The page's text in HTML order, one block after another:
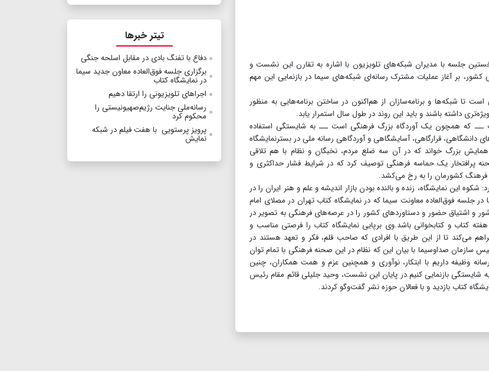
جلسه با مدیران شبکه‌های تلویزیون با اشاره به تقارن این نشست و
کشور، بر آغاز عملیات مشترک رسانه‌ای شبکه‌های سیما در بازنمایی این مهم
تا شبکه‌ها و برنامه‌سازان از هم‌اکنون در ساختن برنامه‌هایی به منظور
داشته باشند و باید این روند در طول سال استمرار یابد.
ـــ که همچون یک آوردگاه بزرگ فرهنگی است ـــ به شایستگی استفاده
قرارگاهی، آسایشگاهی و آوردگاهی رسانه ملی در بسترنمایشگاه
بزرگ خواند که در آن سه ضلع مردم، نخبگان و نظام با هم تلاقی
پرافتخار یک حماسه فرهنگی توصیف کرد که در شرایط فشار حداکثری و
فرهنگ کشورمان را به رخ می‌کشد.
این نمایشگاه، زنده و بالنده بودن بازار اندیشه و علم و هنر ایران را در
فوق‌العاده معاونت سیما که در نمایشگاه کتاب تهران در مصلای امام
و اشتیاق حضور و دستاوردهای کشور را در عرصه‌های فرهنگی به تصویر در
کتاب و کتابخوانی باشد.وی برپایی نمایشگاه کتاب را فرصتی مناسب و
می‌کند تا از این طریق با افرادی که صاحب قلم، فکر و تعهد هستند در
سازمان صداوسیما با بیان این که نظام در این صحنه فرهنگی با تمام توان
وظیفه داریم با ابتکار، نوآوری و همچنین عزم و همت همکاران، چنین
بازنمایی کنیم.در پایان این نشست، وحید جلیلی قائم مقام رئیس
کتاب بازدید و با فعالان حوزه نشر گفت‌وگو کردند.
تیتر خبرها
دفاع با تفنگ بادی در مقابل اسلحه جنگی
برگزاری جلسه فوق‌‌العاده معاون جدید سیما
در نمایشگاه کتاب
اجراهای تلویزیونی را ارتقا دهیم
رسانه‌ملی جنایت رژیم‌صهیونیستی را
محکوم کرد
پرویز پرستویی با هفت فیلم در شبکه
نمایش